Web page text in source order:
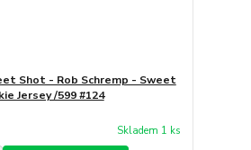
Shot - Rob Schremp - Sweet
Jersey /599 #124
Skladem 1 ks